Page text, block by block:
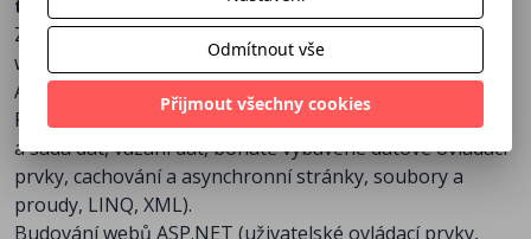
témata:
Základy ASP.NET (úvod do ASP.NET, Visual Studio,
webové formuláře, serverové ovládací prvky, aplikace
ASP.NET, správa stavu).
Přístup k datům (základy ADO.NET, datové komponenty
a sada dat, vázání dat, bohatě vybavené datové ovládací
prvky, cachování a asynchronní stránky, soubory a
proudy, LINQ, XML).
Budování webů ASP.NET (uživatelské ovládací prvky,
Odmítnout vše
Přijmout všechny cookies